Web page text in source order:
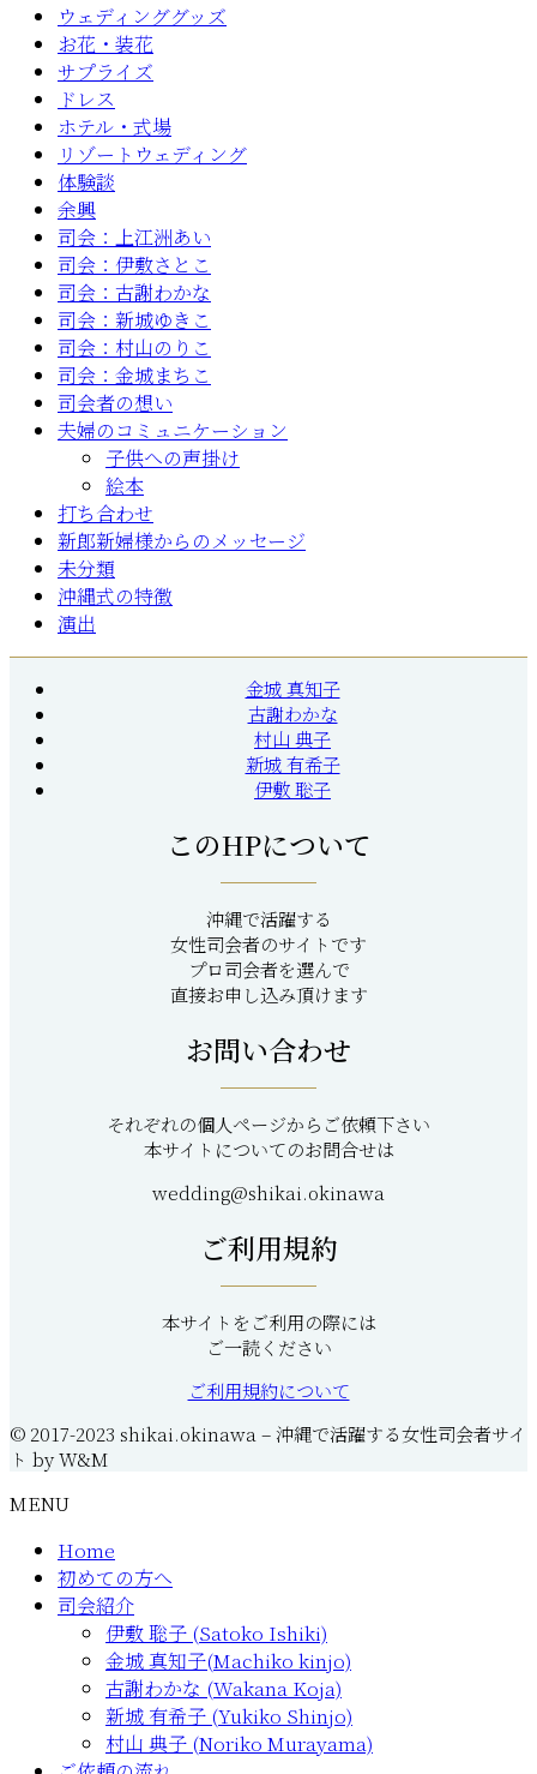
ウェディンググッズ
お花・装花
サプライズ
ドレス
ホテル・式場
リゾートウェディング
体験談
余興
司会：上江洲あい
司会：伊敷さとこ
司会：古謝わかな
司会：新城ゆきこ
司会：村山のりこ
司会：金城まちこ
司会者の想い
夫婦のコミュニケーション
子供への声掛け
絵本
打ち合わせ
新郎新婦様からのメッセージ
未分類
沖縄式の特徴
演出
金城 真知子
古謝わかな
村山 典子
新城 有希子
伊敷 聡子
このHPについて
沖縄で活躍する
女性司会者のサイトです
プロ司会者を選んで
直接お申し込み頂けます
お問い合わせ
それぞれの個人ページからご依頼下さい
本サイトについてのお問合せは
wedding@shikai.okinawa
ご利用規約
本サイトをご利用の際には
ご一読ください
ご利用規約について
© 2017-2023 shikai.okinawa – 沖縄で活躍する女性司会者サイ
ト by W&M
MENU
Home
初めての方へ
司会紹介
伊敷 聡子 (Satoko Ishiki)
金城 真知子(Machiko kinjo)
古謝わかな (Wakana Koja)
新城 有希子 (Yukiko Shinjo)
村山 典子 (Noriko Murayama)